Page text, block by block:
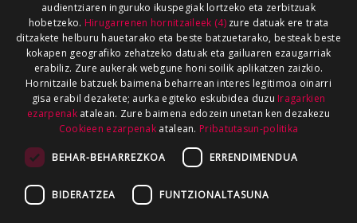
audientziaren inguruko ikuspegiak lortzeko eta zerbitzuak
hobetzeko. Hirugarrenen hornitzaileek (4)zure datuak ere trata
ditzakete helburu hauetarako eta beste batzuetarako, besteak beste
kokapen geografiko zehatzeko datuak eta gailuaren ezaugarriak
erabiliz. Zure aukerak webgune honi soilik aplikatzen zaizkio.
Hornitzaile batzuek baimena beharrean interes legitimoa oinarri
gisa erabil dezakete; aurka egiteko eskubidea duzu Iragarkien
ezarpenakatalean. Zure baimena edozein unetan ken dezakezu
Cookieen ezarpenak atalean. Pribatutasun-politika
BEHAR-BEHARREZKOA ERRENDIMENDUA
BIDERATZEA FUNTZIONALTASUNA